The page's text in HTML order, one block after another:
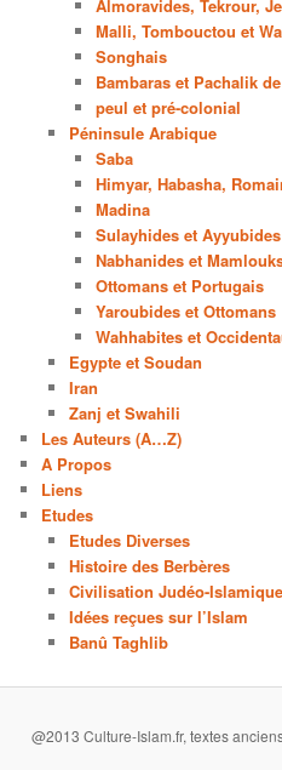
Almoravides, Tekrour,
Malli, Tombouctou et
Songhais
Bambaras et Pachalik
peul et pré-colonial
Péninsule Arabique
Saba
Himyar, Habasha,
Madina
Sulayhides et Ayyubides
Nabhanides et
Ottomans et Portugais
Yaroubides et Ottomans
Wahhabites et
Egypte et Soudan
Iran
Zanj et Swahili
Les Auteurs (A…Z)
A Propos
Liens
Etudes
Etudes Diverses
Histoire des Berbères
Civilisation Judéo-Islamique
Idées reçues sur l’Islam
Banû Taghlib
@2013 Culture-Islam.fr, textes